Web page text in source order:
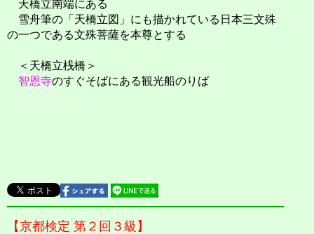
天橋立南端にある
雪舟筆の「天橋立図」にも描かれている日本三文殊
の一つである文殊菩薩を本尊とする
＜天橋立桟橋＞
智恩寺のすぐそばにある観光船のりば
【京都検定 第２回３級】